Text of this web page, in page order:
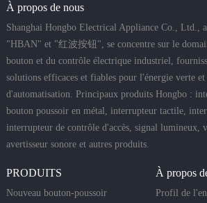
le de 1
a résistanc
e aux impa
cts IK09 et
sa construc
tion en aci
er inoxyda
ble. Propo
pes de tête
à anneaux
du
produit |
Bouton-
poussoir
HBAN
D offrent
de multipl
es options
de montag
e, un indic
e d’étanch
éité IP67 e
millions de
cycles méc
aniques, ce
d idéaux p
our les syst
À propos de nous
Shanghai Hongbo Electrical Appliance Co., Ltd.,
"HBAN" et "红波按钮", se concentre sur le
bouton et du contrôle électrique industriel,
solutions efficaces et fiables pour l'énergie verte et
d'automatisation. Principaux produits Hongbo :
bouton poussoir en métal, interrupteur tactile,
interrupteur de contrôle d'accès, signal lumineux,
avertisseur sonore et autres produits.
PRODUITS
Nouveau bouton-poussoir
À propos
Profil de